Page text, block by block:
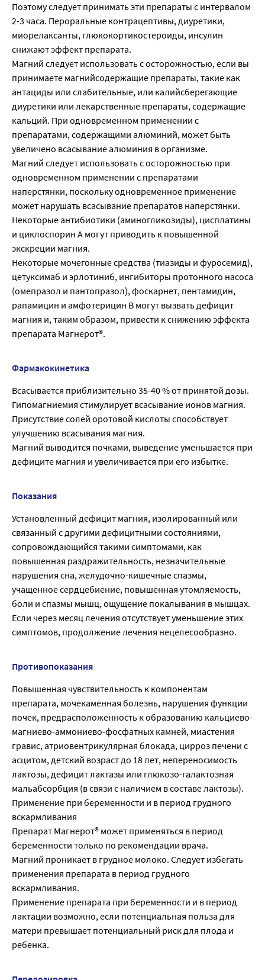
Поэтому следует принимать эти препараты с интервалом
2-3 часа. Пероральные контрацептивы, диуретики,
миорелаксанты, глюкокортикостероиды, инсулин
снижают эффект препарата.
Магний следует использовать с осторожностью, если вы
принимаете магнийсодержащие препараты, такие как
антациды или слабительные, или калийсберегающие
диуретики или лекарственные препараты, содержащие
кальций. При одновременном применении с
препаратами, содержащими алюминий, может быть
увеличено всасывание алюминия в организме.
Магний следует использовать с осторожностью при
одновременном применении с препаратами
наперстянки, поскольку одновременное применение
может нарушать всасывание препаратов наперстянки.
Некоторые антибиотики (аминогликозиды), цисплатины
и циклоспорин А могут приводить к повышенной
экскреции магния.
Некоторые мочегонные средства (тиазиды и фуросемид),
цетуксимаб и эрлотиниб, ингибиторы протонного насоса
(омепразол и пантопразол), фоскарнет, пентамидин,
рапамицин и амфотерицин В могут вызвать дефицит
магния и, таким образом, привести к снижению эффекта
препарата Магнерот®.
Фармакокинетика
Всасывается приблизительно 35-40 % от принятой дозы.
Гипомагниемия стимулирует всасывание ионов магния.
Присутствие солей оротовой кислоты способствует
улучшению всасывания магния.
Магний выводится почками, выведение уменьшается при
дефиците магния и увеличивается при его избытке.
Показания
Установленный дефицит магния, изолированный или
связанный с другими дефицитными состояниями,
сопровождающийся такими симптомами, как
повышенная раздражительность, незначительные
нарушения сна, желудочно-кишечные спазмы,
учащенное сердцебиение, повышенная утомляемость,
боли и спазмы мышц, ощущение покалывания в мышцах.
Если через месяц лечения отсутствует уменьшение этих
симптомов, продолжение лечения нецелесообразно.
Противопоказания
Повышенная чувствительность к компонентам
препарата, мочекаменная болезнь, нарушения функции
почек, предрасположенность к образованию кальциево-
магниево-аммониево-фосфатных камней, миастения
гравис, атриовентрикулярная блокада, цирроз печени с
асцитом, детский возраст до 18 лет, непереносимость
лактозы, дефицит лактазы или глюкозо-галактозная
мальабсорбция (в связи с наличием в составе лактозы).
Применение при беременности и в период грудного
вскармливания
Препарат Магнерот® может применяться в период
беременности только по рекомендации врача.
Магний проникает в грудное молоко. Следует избегать
применения препарата в период грудного
вскармливания.
Применение препарата при беременности и в период
лактации возможно, если потенциальная польза для
матери превышает потенциальный риск для плода и
ребенка.